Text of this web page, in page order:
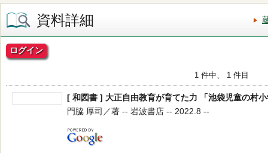
資料詳細
ログイン
1 件中、 1 件目
[ 和図書 ] 大正自由教育が育てた力 「池袋児童の村
門脇 厚司／著 -- 岩波書店 -- 2022.8 --